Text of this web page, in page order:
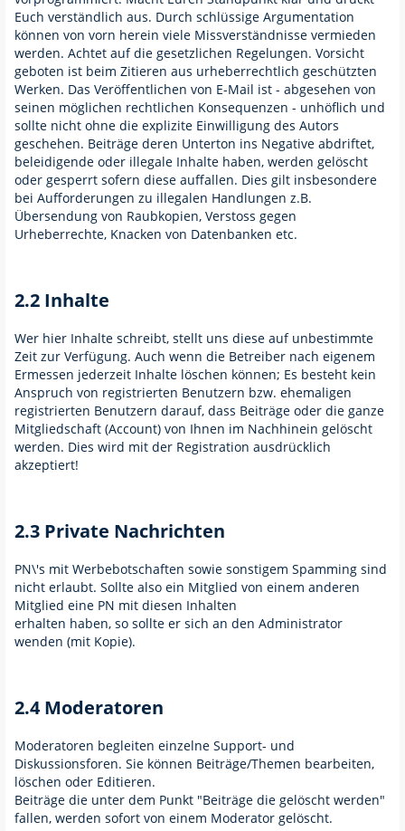
Euch verständlich aus. Durch schlüssige Argumentation
können von vorn herein viele Missverständnisse vermieden
werden. Achtet auf die gesetzlichen Regelungen. Vorsicht
geboten ist beim Zitieren aus urheberrechtlich geschützten
Werken. Das Veröffentlichen von E-Mail ist - abgesehen von
seinen möglichen rechtlichen Konsequenzen - unhöflich und
sollte nicht ohne die explizite Einwilligung des Autors
geschehen. Beiträge deren Unterton ins Negative abdriftet,
beleidigende oder illegale Inhalte haben, werden gelöscht
oder gesperrt sofern diese auffallen. Dies gilt insbesondere
bei Aufforderungen zu illegalen Handlungen z.B.
Übersendung von Raubkopien, Verstoss gegen
Urheberrechte, Knacken von Datenbanken etc.
2.2 Inhalte
Wer hier Inhalte schreibt, stellt uns diese auf unbestimmte
Zeit zur Verfügung. Auch wenn die Betreiber nach eigenem
Ermessen jederzeit Inhalte löschen können; Es besteht kein
Anspruch von registrierten Benutzern bzw. ehemaligen
registrierten Benutzern darauf, dass Beiträge oder die ganze
Mitgliedschaft (Account) von Ihnen im Nachhinein gelöscht
werden. Dies wird mit der Registration ausdrücklich
akzeptiert!
2.3 Private Nachrichten
PN\'s mit Werbebotschaften sowie sonstigem Spamming sind
nicht erlaubt. Sollte also ein Mitglied von einem anderen
Mitglied eine PN mit diesen Inhalten
erhalten haben, so sollte er sich an den Administrator
wenden (mit Kopie).
2.4 Moderatoren
Moderatoren begleiten einzelne Support- und
Diskussionsforen. Sie können Beiträge/Themen bearbeiten,
löschen oder Editieren.
Beiträge die unter dem Punkt "Beiträge die gelöscht werden"
fallen, werden sofort von einem Moderator gelöscht.